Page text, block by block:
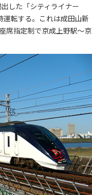
した「シティライナー
運転する。これは成田山新
席指定制で京成上野駅～京